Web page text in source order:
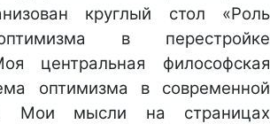
круглый стол «Роль
в перестройке
центральная философская
оптимизма в современной
Мои мысли на страницах